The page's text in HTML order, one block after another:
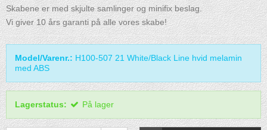
Skabene er med skjulte samlinger og minifix beslag.
Vi giver 10 års garanti på alle vores skabe!
Model/Varenr.: H100-507 21 White/Black Line hvid melamin
med ABS
Lagerstatus: På lager